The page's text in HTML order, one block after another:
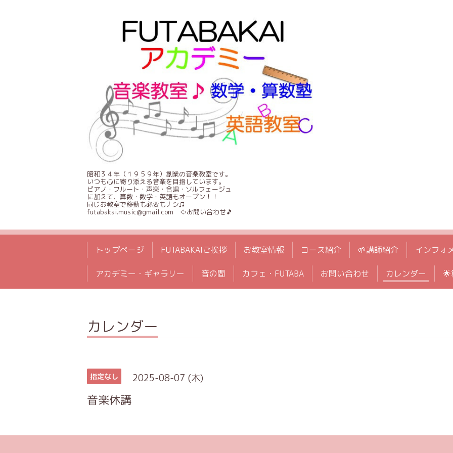
昭和３４年（１９５９年）創業の音楽教室です。
いつも心に寄り添える音楽を目指しています。
ピアノ・フルート・声楽・合唱・ソルフェージュ
に加えて、算数・数学・英語もオープン！！
同じお教室で移動も必要もナシ♫
futabakai.music@gmail.com ⇦お問い合わせ🎵
トップページ FUTABAKAIご挨拶 お教室情報 コース紹介 🌱講師紹介 インフォ
アカデミー・ギャラリー 音の間 カフェ・FUTABA お問い合わせ カレンダー
カレンダー
指定なし 2025-08-07 (木)
音楽休講